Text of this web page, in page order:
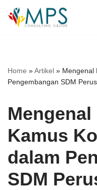
Skip
Home »Artikel » Mengenal
Pengembangan SDM
Kamus
dalam
SDM